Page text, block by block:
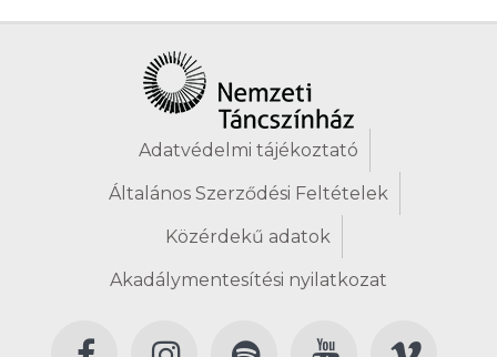
Adatvédelmi tájékoztató
Általános Szerződési Feltételek
Közérdekű adatok
Akadálymentesítési nyilatkozat